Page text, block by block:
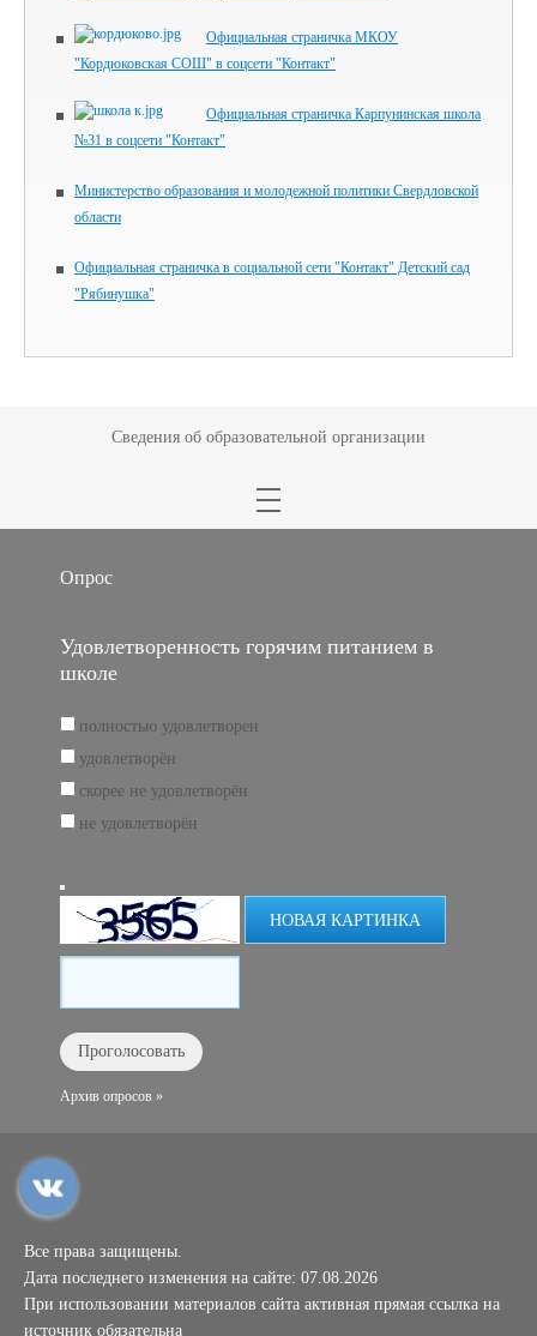
Официальная страничка МКОУ
"Кордюковская СОШ" в соцсети "Контакт"
Официальная страничка Карпунинская школа
№31 в соцсети "Контакт"
Министерство образования и молодежной политики Свердловской
области
Официальная страничка в социальной сети "Контакт" Детский сад
"Рябинушка"
Сведения об образовательной организации
Опрос
Удовлетворенность горячим питанием в
школе
полностью удовлетворен
удовлетворён
скорее не удовлетворён
не удовлетворён
НОВАЯ КАРТИНКА
Архив опросов »
Все права защищены.
Дата последнего изменения на сайте: 07.08.2026
При использовании материалов сайта активная прямая ссылка на
источник обязательна